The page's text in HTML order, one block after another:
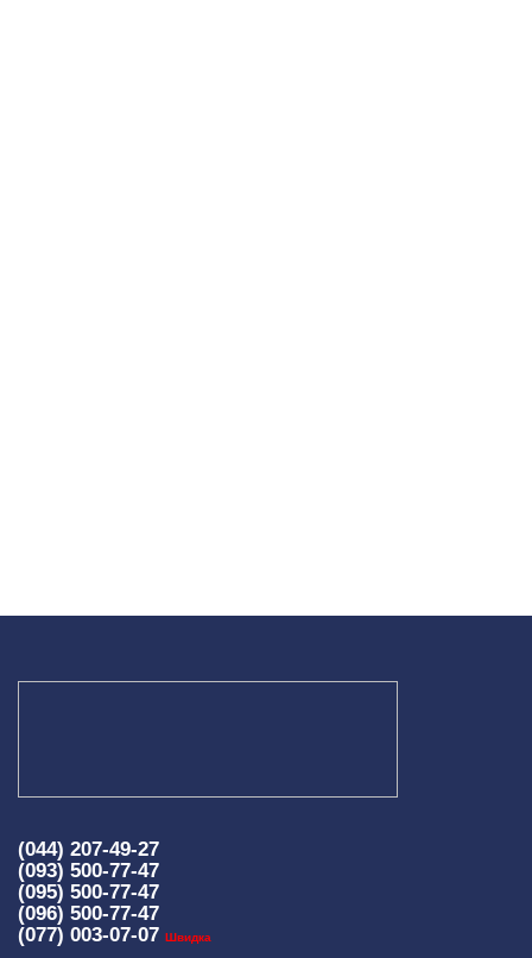
(044) 207-49-27
(093) 500-77-47
(095) 500-77-47
(096) 500-77-47
(077) 003-07-07 Швидка